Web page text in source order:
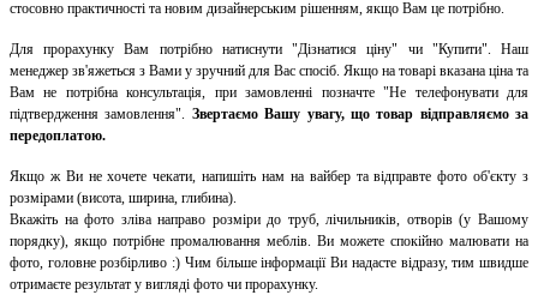
стосовно практичності та новим дизайнерським рішенням, якщо Вам це потрібно.
Для прорахунку Вам потрібно натиснути "Дізнатися ціну" чи "Купити". Наш
менеджер зв'яжеться з Вами у зручний для Вас спосіб. Якщо на товарі вказана ціна та
Вам не потрібна консультація, при замовленні позначте "Не телефонувати для
підтвердження замовлення". Звертаємо Вашу увагу, що товар відправляємо за
передоплатою.
Якщо ж Ви не хочете чекати, напишіть нам на вайбер та відправте фото об'єкту з
розмірами (висота, ширина, глибина).
Вкажіть на фото зліва направо розміри до труб, лічильників, отворів (у Вашому
порядку), якщо потрібне промалювання меблів. Ви можете спокійно малювати на
фото, головне розбірливо :) Чим більше інформації Ви надасте відразу, тим швидше
отримаєте результат у вигляді фото чи прорахунку.